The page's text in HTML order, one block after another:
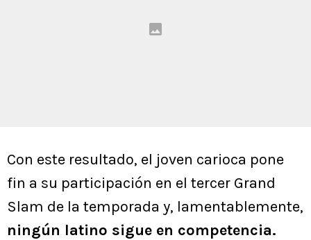
Con este resultado, el joven carioca pone
fin a su participación en el tercer Grand
Slam de la temporada y, lamentablemente,
ningún latino sigue en competencia.